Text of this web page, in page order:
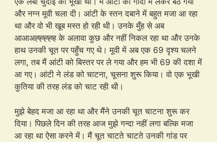
और नग्न मूवी चला दी। आंटी के स्तन दबाने में बहुत मजा आ रहा
था और वो भी खूब मस्त हो रही थी। उनके मुँह से अब
आआअह्ह्ह्ह्ह के अलावा कुछ और नहीं निकल रहा था और उनके
हाथ उनकी चूत पर पहुँच गए थे। मूवी में अब एक 69 दृश्य चलने
लगा, तब मैं आंटी को बिस्तर पर ले गया और हम भी 69 की दशा में
आ गए। आंटी ने लंड को चाटना, चूसना शुरू किया। वो एक भूखी
कुतिया की तरह लंड को चाट रही थी।
मुझे बेहद मजा आ रहा था और मैंने उनकी चूत चाटना शुरू कर
दिया। पिछले दिन की तरह आज मुझे गन्दा नहीं लगा बल्कि मजा
आ रहा था ऐसा करने में। मैं चूत चाटते चाटते उनकी गांड पर